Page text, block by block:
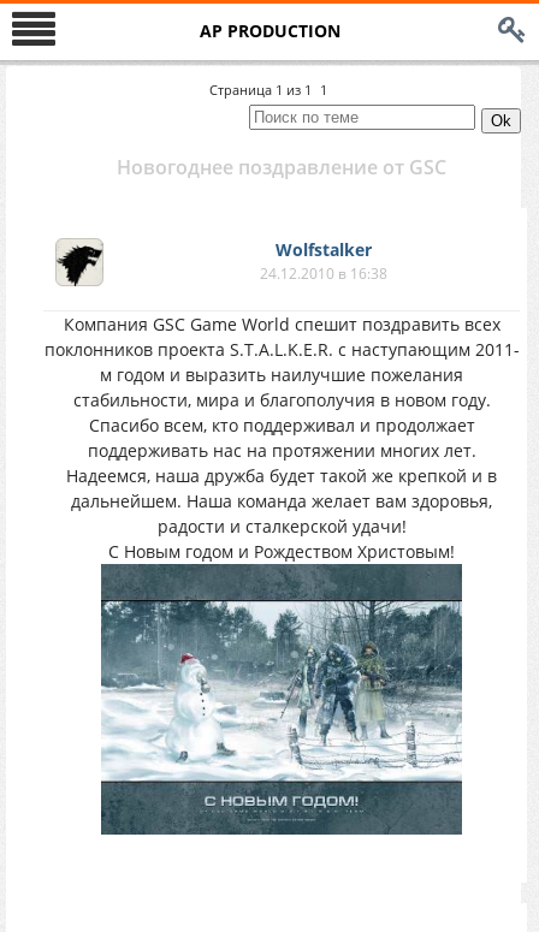
AP PRODUCTION
Страница 1 из 1 1
Новогоднее поздравление от GSC
Wolfstalker
24.12.2010 в 16:38
Компания GSC Game World спешит поздравить всех
поклонников проекта S.T.A.L.K.E.R. с наступающим 2011-
м годом и выразить наилучшие пожелания
стабильности, мира и благополучия в новом году.
Спасибо всем, кто поддерживал и продолжает
поддерживать нас на протяжении многих лет.
Надеемся, наша дружба будет такой же крепкой и в
дальнейшем. Наша команда желает вам здоровья,
радости и сталкерской удачи!
С Новым годом и Рождеством Христовым!